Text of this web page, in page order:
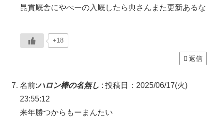
昆貢厩舎にやべーの入厩したら典さんまた更新あるな
+18
返信
名前:ハロン棒の名無し : 投稿日：2025/06/17(火)
23:55:12
来年勝つからもーまんたい